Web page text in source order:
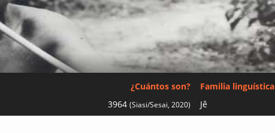
¿Cuántos son?
3964(Siasi/Sesai, 2020)
Familia linguística
Jê